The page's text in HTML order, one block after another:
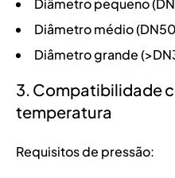
Diâmetro pequeno
Diâmetro médio
Diâmetro grande
3. Compatibilidade
temperatura
Requisitos de pressão: